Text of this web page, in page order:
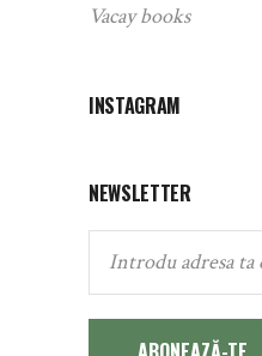
Vacay books
INSTAGRAM
NEWSLETTER